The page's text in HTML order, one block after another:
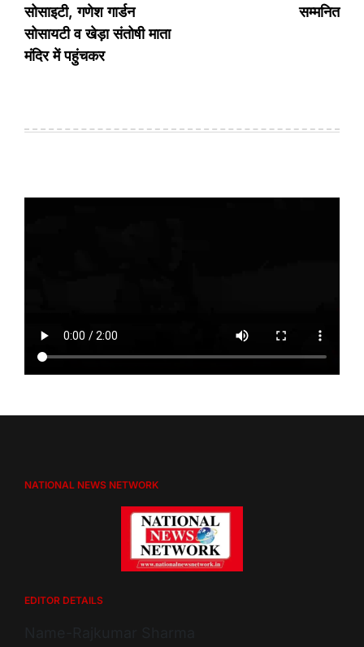
सोसाइटी, गणेश गार्डन
सोसायटी व खेड़ा संतोषी माता
मंदिर में पहुंचकर
सम्मनित
NATIONAL NEWS NETWORK
EDITOR DETAILS